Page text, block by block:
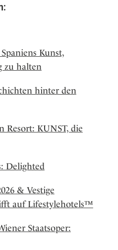
Kunst,
zu halten
hinter den
Resort: KUNST, die
Delighted
& Vestige
auf Lifestylehotels™
Staatsoper: